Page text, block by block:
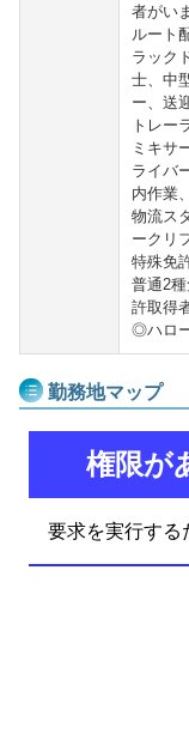
者がい
ルート
ラック
士、中
ー、送
トレー
ミキサ
ライバ
内作業
物流ス
ークリ
特殊免
普通2
許取得
◎ハロ
勤務地マップ